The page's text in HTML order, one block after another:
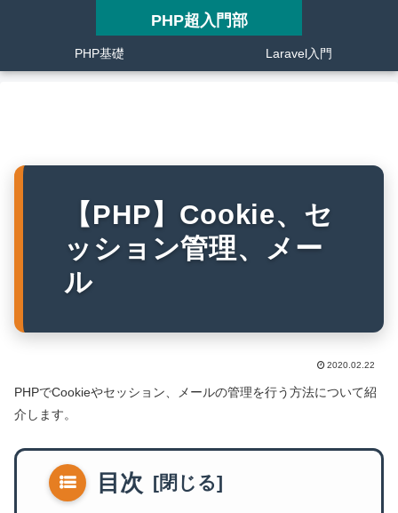
PHP超入門部
PHP基礎 Laravel入門
【PHP】Cookie、セ
ッション管理、メー
ル
2020.02.22
PHPでCookieやセッション、メールの管理を行う方法について紹
介します。
目次